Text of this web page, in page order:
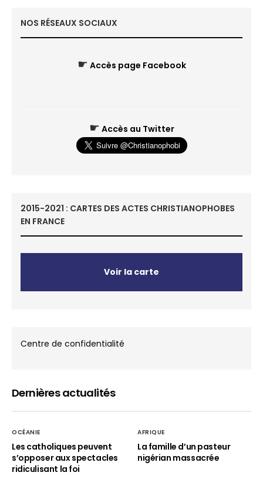
NOS RÉSEAUX SOCIAUX
☛ Accès page Facebook
☛ Accès au Twitter
2015-2021 : CARTES DES ACTES CHRISTIANOPHOBES
EN FRANCE
Voir la carte
Centre de confidentialité
Dernières actualités
OCÉANIE
Les catholiques peuvent
s’opposer aux spectacles
ridiculisant la foi
AFRIQUE
La famille d’un pasteur
nigérian massacrée